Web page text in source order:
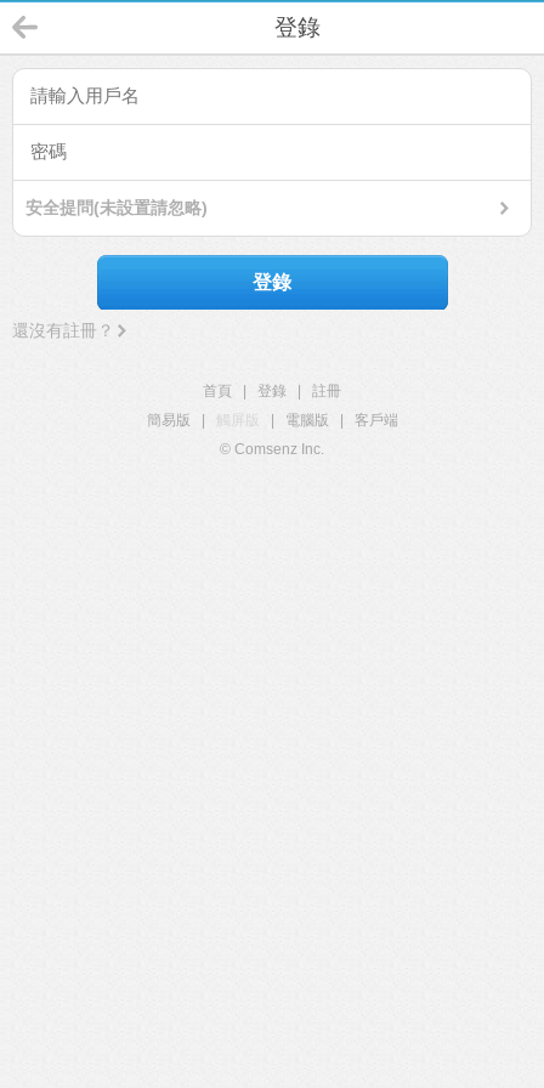
登錄
安全提問(未設置請忽略)
登錄
還沒有註冊？
首頁 登錄
註冊
簡易版
觸屏版 電腦版
客戶端
© Comsenz Inc.